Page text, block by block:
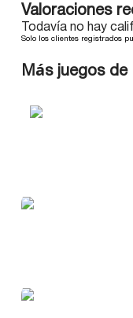
Valoraciones
Todavía no hay
Solo los clientes registrados
Más juegos